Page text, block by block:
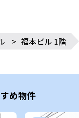
> 福本ビル 1階
め物件